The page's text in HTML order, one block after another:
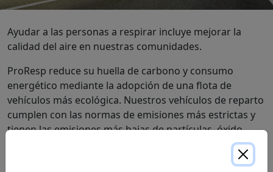
Ayudar a las personas a respirar incluye mejorar la
calidad del aire en nuestras comunidades.
ProResp reduce su huella de carbono y consumo
energético mediante la adopción de una flota de
vehículos más ecológica. Nuestros vehículos de reparto
cumplen con las normas de emisiones más estrictas y
tienen las emisiones más bajas de partículas, óxido
nitroso y dióxido de carbono entre los vehículos de